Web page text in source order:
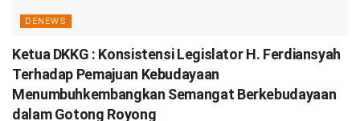
DENEWS
Ketua DKKG : Konsistensi Legislator H. Ferdiansyah
Terhadap Pemajuan Kebudayaan
Menumbuhkembangkan Semangat Berkebudayaan
dalam Gotong Royong